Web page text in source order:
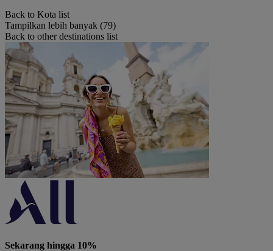
Back to Kota list
Tampilkan lebih banyak (79)
Back to other destinations list
Sekarang hingga 10%